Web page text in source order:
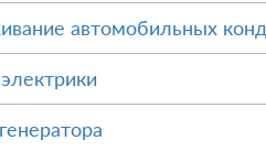
автомобильных